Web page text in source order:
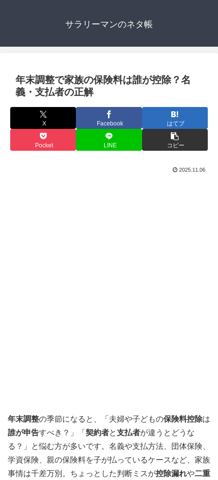
サラリーマンのネタ帳
年末調整で家族の保険料は誰が控除？名
義・支払者の正解
X Facebook はてブ
Pocket LINE コピー
2025.11.06
年末調整の季節になると、「夫婦や子どもの保険料控除は
誰が申告すべき？」「 契約者と支払者が違うとどうな
る？」と悩む方が多いです。名義や支払方法、団体保険、
学資保険、親の保険料を子が払っているケースなど、家族
事情は千差万別。ちょっとした判断ミスが控除漏れや二重